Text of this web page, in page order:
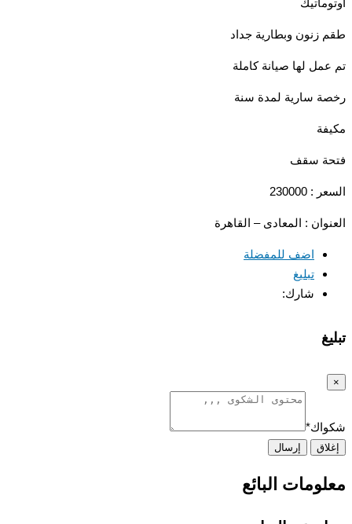
وبطارية جداد
لها صيانة كاملة
سارية لمدة سنة
سقف
: المعادى – القاهرة
اضف للمفضلة
تبليغ
شارك:
*
إرسال
البائع